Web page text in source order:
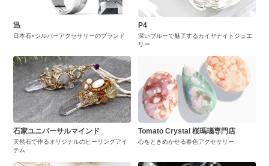
迅
日本石×シルバーアクセサリーのブランド
P4
深いブルーで魅了するカイヤナイトジュエ
リー
石家ユニバーサルマインド
天然石で作るオリジナルのヒーリングアイ
テム
Tomato Crystal 桜瑪瑙専門店
心をときめかせる春色アクセサリー